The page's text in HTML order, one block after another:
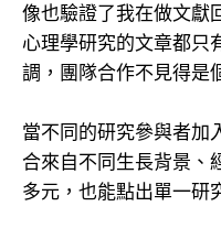
像也驗證了我在做文獻
心理學研究的文章都只
調，團隊合作不見得是
當不同的研究參與者加
合來自不同生長背景、
多元，也能點出單一研